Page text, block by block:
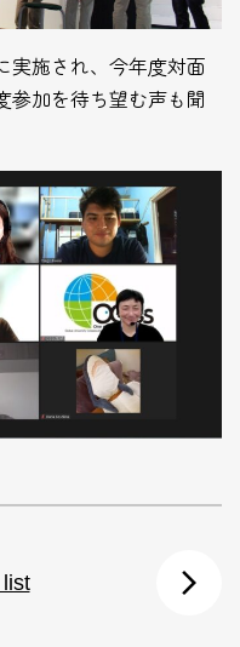
実施され、今年度対面
参加を待ち望む声も聞
arrow_forward_ios